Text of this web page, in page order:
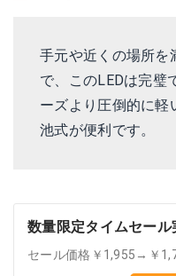
手元や近くの場所を
で、このLEDは完璧
ーズより圧倒的に軽
池式が便利です。
数量限定タイムセール
セール価格￥1,955→￥